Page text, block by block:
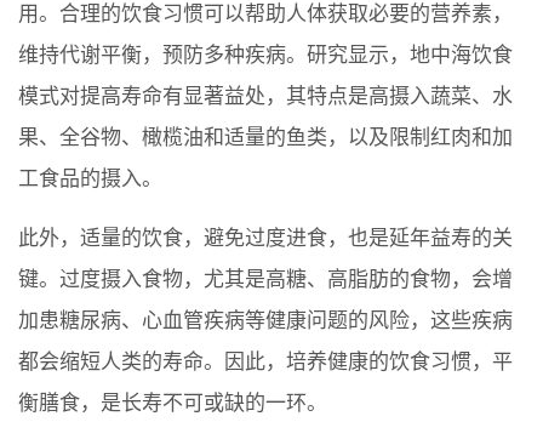
用。合理的饮食习惯可以帮助人体获取必要的营养素，
维持代谢平衡，预防多种疾病。研究显示，地中海饮食
模式对提高寿命有显著益处，其特点是高摄入蔬菜、水
果、全谷物、橄榄油和适量的鱼类，以及限制红肉和加
工食品的摄入。
此外，适量的饮食，避免过度进食，也是延年益寿的关
键。过度摄入食物，尤其是高糖、高脂肪的食物，会增
加患糖尿病、心血管疾病等健康问题的风险，这些疾病
都会缩短人类的寿命。因此，培养健康的饮食习惯，平
衡膳食，是长寿不可或缺的一环。